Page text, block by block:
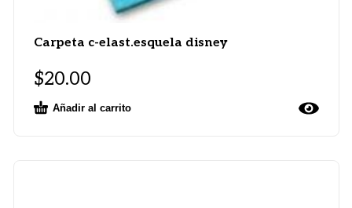
Carpeta c-elast.esquela disney
$20.00
Añadir al carrito